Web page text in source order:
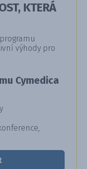
KTERÁ
výhody pro
Cymedica